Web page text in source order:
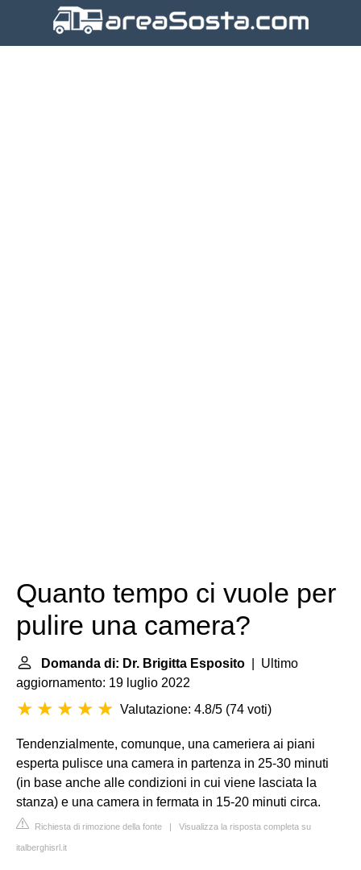
Quanto tempo ci vuole per
pulire una camera?
Domanda di: Dr. Brigitta Esposito | Ultimo
aggiornamento: 19 luglio 2022
Valutazione: 4.8/5 (74 voti)
Tendenzialmente, comunque, una cameriera ai piani
esperta pulisce una camera in partenza in 25-30 minuti
(in base anche alle condizioni in cui viene lasciata la
stanza) e una camera in fermata in 15-20 minuti circa.
Richiesta di rimozione della fonte | Visualizza la risposta completa su
italberghisrl.it